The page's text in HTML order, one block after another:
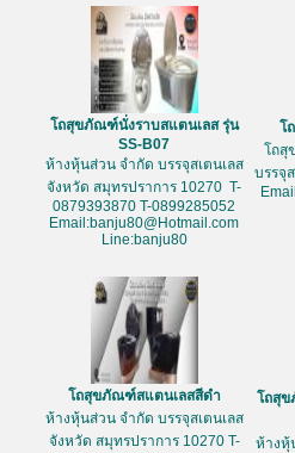
โถสุขภัณฑ์นั่งราบสแตนเลส รุ่น
SS-B07
ห้างหุ้นส่วน จำกัด บรรจุสเตนเลส
จังหวัด สมุทรปราการ 10270 T-
0879393870 T-0899285052
Email:banju80@Hotmail.com
Line:banju80
โ
โถสุ
บรรจุ
โถสุขภัณฑ์สแตนเลสสีดำ
ห้างหุ้นส่วน จำกัด บรรจุสเตนเลส
จังหวัด สมุทรปราการ 10270 T-
โถสุ
ห้างหุ้